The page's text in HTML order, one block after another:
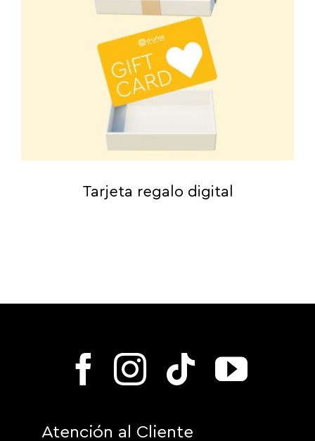
Tarjeta regalo digital
Atención al Cliente